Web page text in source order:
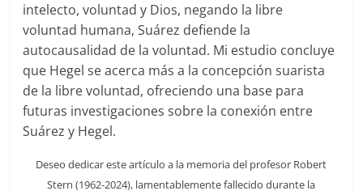
intelecto, voluntad y Dios, negando la libre
voluntad humana, Suárez defiende la
autocausalidad de la voluntad. Mi estudio concluye
que Hegel se acerca más a la concepción suarista
de la libre voluntad, ofreciendo una base para
futuras investigaciones sobre la conexión entre
Suárez y Hegel.
Deseo dedicar este artículo a la memoria del profesor Robert
Stern (1962-2024), lamentablemente fallecido durante la